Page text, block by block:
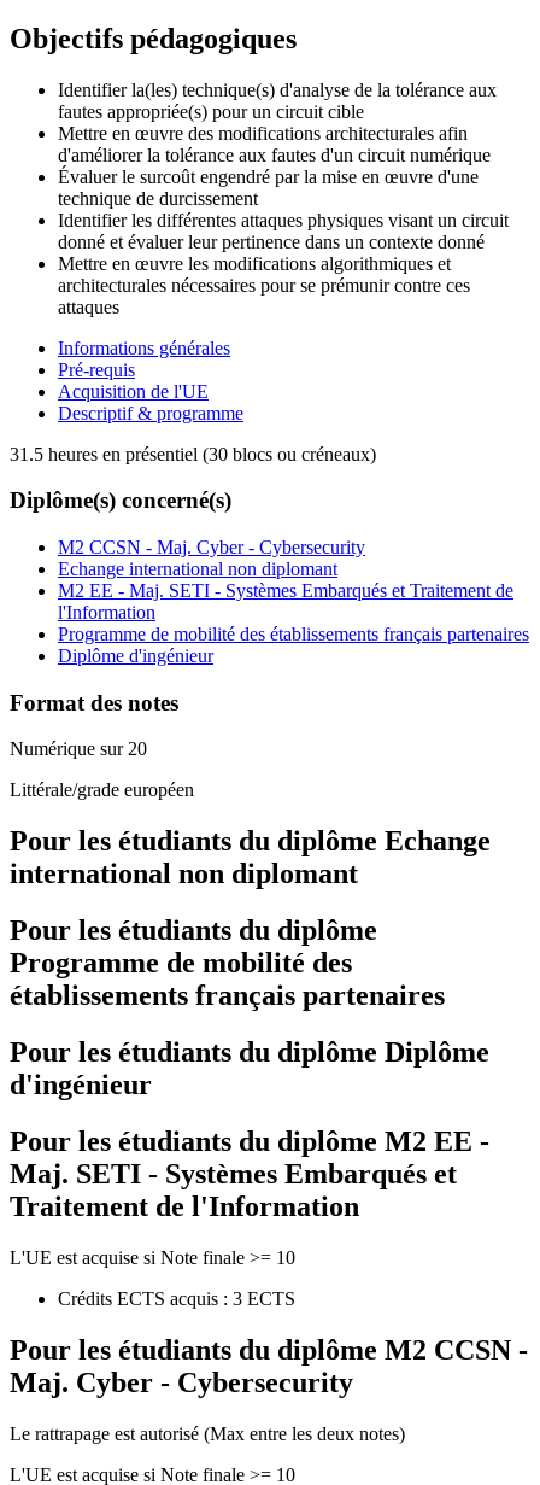
Objectifs pédagogiques
Identifier la(les) technique(s) d'analyse de la tolérance aux
fautes appropriée(s) pour un circuit cible
Mettre en œuvre des modifications architecturales afin
d'améliorer la tolérance aux fautes d'un circuit numérique
Évaluer le surcoût engendré par la mise en œuvre d'une
technique de durcissement
Identifier les différentes attaques physiques visant un circuit
donné et évaluer leur pertinence dans un contexte donné
Mettre en œuvre les modifications algorithmiques et
architecturales nécessaires pour se prémunir contre ces
attaques
Informations générales
Pré-requis
Acquisition de l'UE
Descriptif & programme
31.5 heures en présentiel (30 blocs ou créneaux)
Diplôme(s) concerné(s)
M2 CCSN - Maj. Cyber - Cybersecurity
Echange international non diplomant
M2 EE - Maj. SETI - Systèmes Embarqués et Traitement de
l'Information
Programme de mobilité des établissements français partenaires
Diplôme d'ingénieur
Format des notes
Numérique sur 20
Littérale/grade européen
Pour les étudiants du diplôme Echange
international non diplomant
Pour les étudiants du diplôme
Programme de mobilité des
établissements français partenaires
Pour les étudiants du diplôme Diplôme
d'ingénieur
Pour les étudiants du diplôme M2 EE -
Maj. SETI - Systèmes Embarqués et
Traitement de l'Information
L'UE est acquise si Note finale >= 10
Crédits ECTS acquis : 3 ECTS
Pour les étudiants du diplôme M2 CCSN -
Maj. Cyber - Cybersecurity
Le rattrapage est autorisé (Max entre les deux notes)
L'UE est acquise si Note finale >= 10